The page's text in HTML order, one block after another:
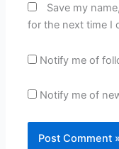
Save my
for the next time I
Notify me of
Notify me of